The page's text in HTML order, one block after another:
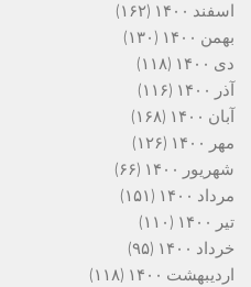
اسفند ۱۴۰۰
(۱۶۲)
بهمن ۱۴۰۰
(۱۳۰)
دی ۱۴۰۰
(۱۱۸)
آذر ۱۴۰۰
(۱۱۶)
آبان ۱۴۰۰
(۱۶۸)
مهر ۱۴۰۰
(۱۲۶)
شهریور ۱۴۰۰
(۶۶)
مرداد ۱۴۰۰
(۱۵۱)
تیر ۱۴۰۰
(۱۱۰)
خرداد ۱۴۰۰
(۹۵)
اردیبهشت ۱۴۰۰
(۱۱۸)